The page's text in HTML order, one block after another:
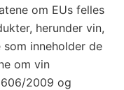
om EUs felles
herunder vin,
inneholder de
om vin
2009 og